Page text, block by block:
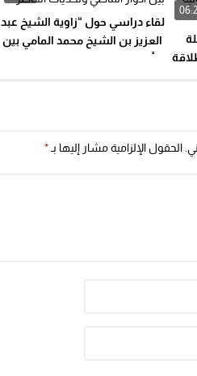
لقاء دراسي حول “زاوية الشيخ عبد
العزيز بن الشيخ محمد المامي بين
الحقول الإلزامية مشار إليها بـ *